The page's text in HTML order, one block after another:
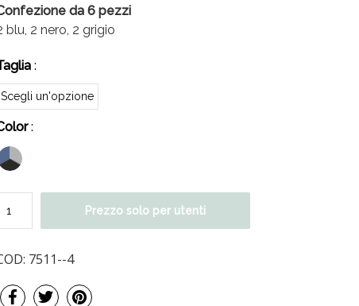
da 6 pezzi
blu, 2 nero, 2 grigio
:
:
Prezzo solo per utenti
7511--4